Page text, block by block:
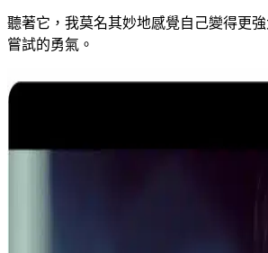
聽著它，我莫名其妙地感覺自己變得更
嘗試的勇氣。